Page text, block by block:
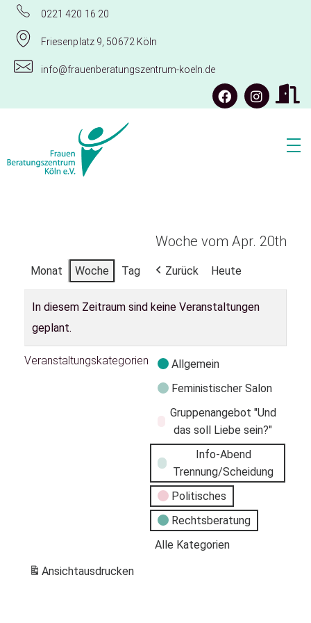
0221 420 16 20
Friesenplatz 9, 50672 Köln
info@frauenberatungszentrum-koeln.de
Woche vom Apr. 20th
Monat Woche Tag Zurück Heute
In diesem Zeitraum sind keine Veranstaltungen
geplant.
Veranstaltungskategorien
Allgemein
Feministischer Salon
Gruppenangebot "Und
das soll Liebe sein?"
Info-Abend
Trennung/Scheidung
Politisches
Rechtsberatung
Alle Kategorien
Ansichtausdrucken